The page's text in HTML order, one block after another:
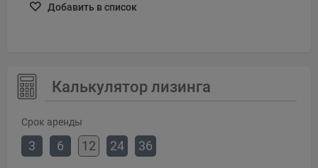
Добавить в список
Калькулятор лизинга
Срок аренды
3 6 12 24 36